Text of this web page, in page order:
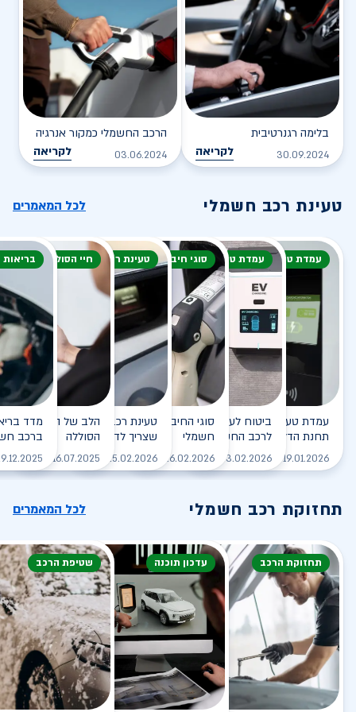
בלימה רגנרטיבית
30.09.2024 לקריאה
הרכב החשמלי כמקור אנרגיה
03.06.2024 לקריאה
טעינת רכב חשמלי לכל המאמרים
עמדת טעינה
עמדת טעינה - הסוף של
תחנת הדלק?
19.01.2026 לקריאה
עמדת טעינה
ביטוח לעמדת טעינה ביתית
לרכב החשמלי
03.02.2026 לקריאה
סוגי חיבור
סוגי החיבורים לטעינת רכב
חשמלי
26.02.2026 לקריאה
טעינת רכב חשמלי
טעינת רכב חשמלי - כל מה
שצריך לדעת
25.02.2026 לקריאה
חיי הסוללה
הלב של הרכב
הסוללה
16.07.2025
ברכב
תחזוקת רכב חשמלי לכל המאמרים
תחזוקת הרכב עדכון תוכנה שטיפת הרכב